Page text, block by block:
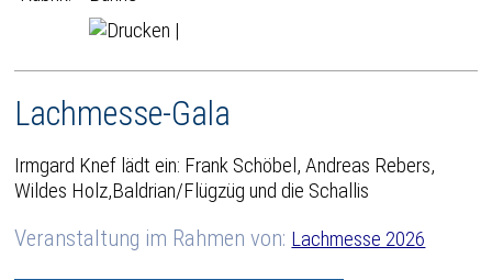
|
Lachmesse-Gala
Irmgard Knef lädt ein: Frank Schöbel, Andreas Rebers,
Wildes Holz,Baldrian/Flügzüg und die Schallis
Veranstaltung im Rahmen von: Lachmesse 2026